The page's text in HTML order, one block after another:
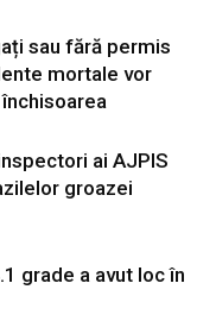
sau fără permis
mortale vor
ai AJPIS
groazei
grade a avut loc în